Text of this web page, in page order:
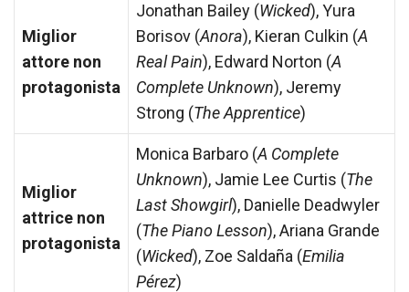
Miglior
attore non
protagonista
Jonathan Bailey (Wicked), Yura
Borisov (Anora), Kieran Culkin (A
Real Pain), Edward Norton (A
Complete Unknown), Jeremy
Strong (The Apprentice)
Miglior
attrice non
protagonista
Monica Barbaro (A Complete
Unknown), Jamie Lee Curtis (The
Last Showgirl), Danielle Deadwyler
(The Piano Lesson), Ariana Grande
(Wicked), Zoe Saldaña (Emilia
Pérez)